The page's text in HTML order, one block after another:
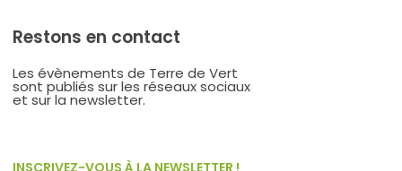
Restons en contact
Les évènements de Terre de Vert
sont publiés sur les réseaux sociaux
et sur la newsletter.